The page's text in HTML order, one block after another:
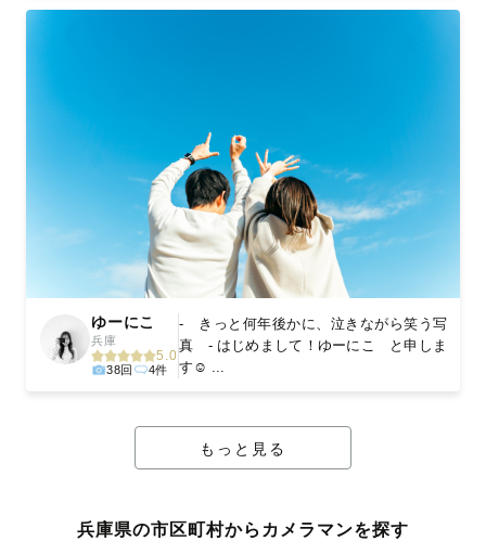
ゆーにこ
兵庫
5.0
38回 4件
- きっと何年後かに、泣きながら笑う写
真 - はじめまして！ゆーにこ と申しま
す☺︎ ...
もっと見る
兵庫県の市区町村からカメラマンを探す